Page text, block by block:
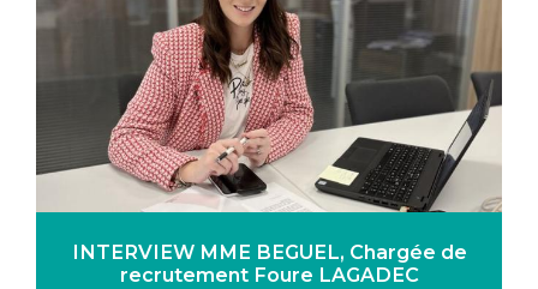
INTERVIEW MME BEGUEL, Chargée de
recrutement Foure LAGADEC